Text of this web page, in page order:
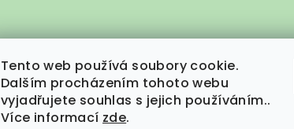
Tento web používá soubory cookie.
Dalším procházením tohoto webu
vyjadřujete souhlas s jejich používáním..
Více informací zde.